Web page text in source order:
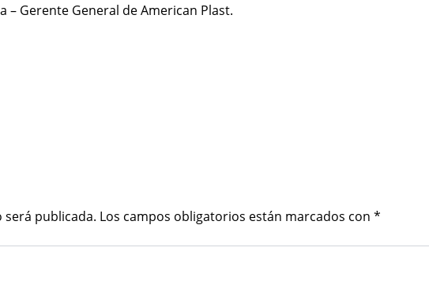
– Gerente General de American Plast.
publicada. Los campos obligatorios están marcados con *